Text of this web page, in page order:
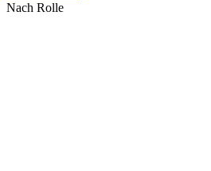
Nach Rolle